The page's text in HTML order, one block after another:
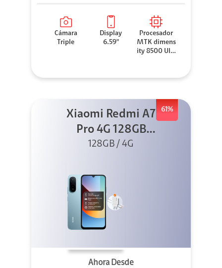
Cámara
Triple
Display
6.59"
Procesador
MTK dimens
ity 8500 Ultr
61%
Xiaomi Redmi A7
Pro 4G 128GB
Azul + Cargador
128GB / 4G
Ahora Desde